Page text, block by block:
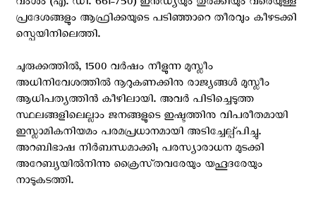
വംശം (എ. ഡി. 661-750) ഇൻഡ്യയും തുർക്കിയും വരെയുള്ള
പ്രദേശങ്ങളും ആഫ്രിക്കയുടെ പടിഞ്ഞാറെ തീരവും കീഴടക്കി
സ്പെയിനിലെത്തി.
ചുരുക്കത്തിൽ, 1500 വർഷം നീളുന്ന മുസ്ലീം
അധിനിവേശത്തിൽ നൂറുകണക്കിനു രാജ്യങ്ങൾ മുസ്ലീം
ആധിപത്യത്തിൻ കീഴിലായി. അവർ പിടിച്ചെടുത്ത
സ്ഥലങ്ങളിലെല്ലാം ജനങ്ങളുടെ ഇഷ്ടത്തിനു വിപരീതമായി
ഇസ്ലാമികനിയമം പരമപ്രധാനമായി അടിച്ചേല്പ്പിച്ചു.
അറബിഭാഷ നിർബന്ധമാക്കി; പരസ്യാരാധന മുടക്കി
അറേബ്യയിൽനിന്നു ക്രൈസ്‌തവരേയും യഹൂദരേയും
നാടുകടത്തി.